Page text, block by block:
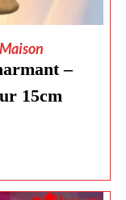
Maison
–
15cm